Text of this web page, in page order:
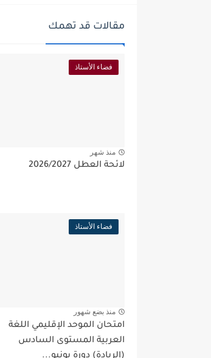
مقالات قد تهمك
فضاء الأستاذ
منذ شهر
لائحة العطل 2026/2027
فضاء الأستاذ
منذ بضع شهور
امتحان الموحد الإقليمي اللغة
العربية المستوى السادس
(الريادة) دورة يونيو...